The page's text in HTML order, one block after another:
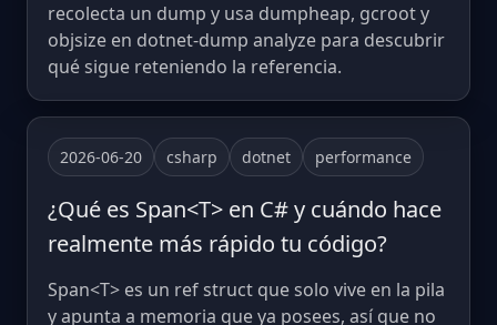
recolecta un dump y usa dumpheap, gcroot y
objsize en dotnet-dump analyze para descubrir
qué sigue reteniendo la referencia.
2026-06-20 csharp dotnet performance
¿Qué es Span<T> en C# y cuándo hace
realmente más rápido tu código?
Span<T> es un ref struct que solo vive en la pila
y apunta a memoria que ya posees, así que no